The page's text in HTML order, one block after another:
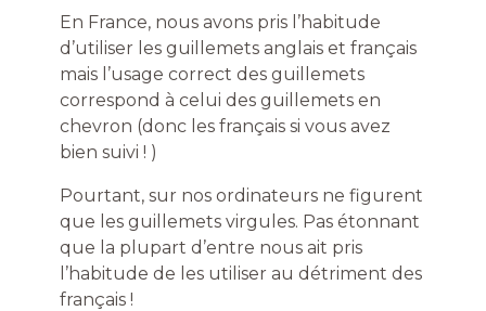
En France, nous avons pris l’habitude
d’utiliser les guillemets anglais et français
mais l’usage correct des guillemets
correspond à celui des guillemets en
chevron (donc les français si vous avez
bien suivi ! )
Pourtant, sur nos ordinateurs ne figurent
que les guillemets virgules. Pas étonnant
que la plupart d’entre nous ait pris
l’habitude de les utiliser au détriment des
français !